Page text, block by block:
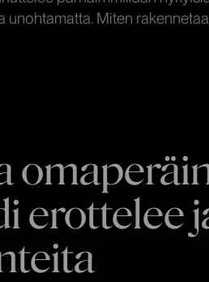
unohtamatta. Miten
erottelee